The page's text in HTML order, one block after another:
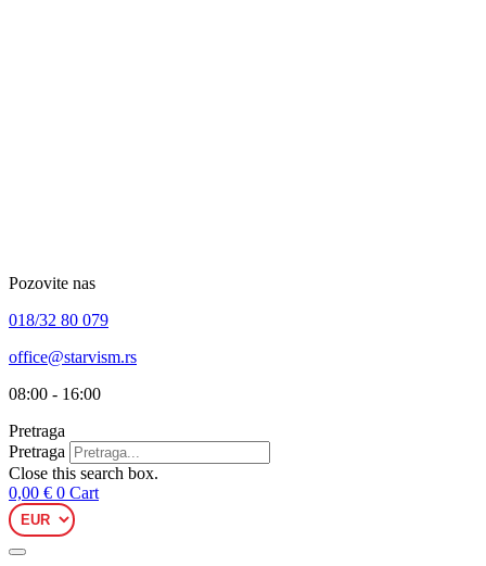
Pozovite nas
018/32 80 079
office@starvism.rs
08:00 - 16:00
Pretraga
Pretraga
Close this search box.
0,00 € 0 Cart